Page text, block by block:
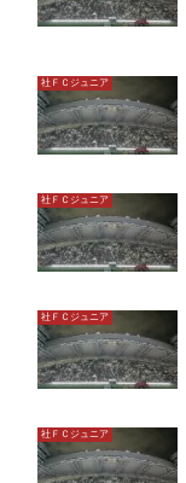
社ＦＣジュニア
社ＦＣジュニア
社ＦＣジュニア
社ＦＣジュニア